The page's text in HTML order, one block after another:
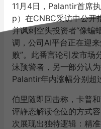
11月4日，Palantir首席
p）在CNBC采访中公开
并讽刺空头投资者“像蝙
调，公司AI平台正在迎
败”。此番言论引发市场
沫预警者，另一部分认
Palantir年内涨幅分别超
伯里随即回击称，卡普
评静态解读仓位的方式
次展现出独特逻辑：精